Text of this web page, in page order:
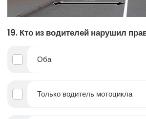
19. Кто из водителей нарушил
Оба
Только водитель мотоцикла